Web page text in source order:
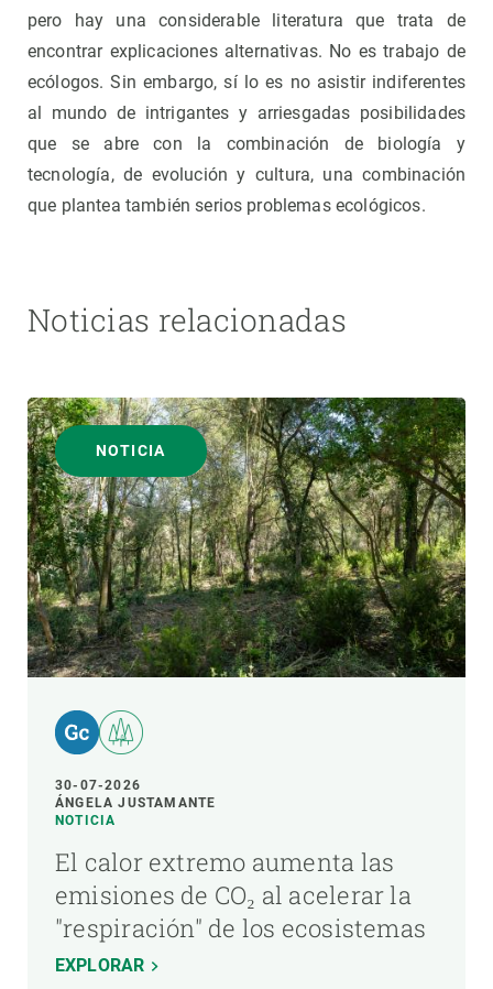
pero hay una considerable literatura que trata de
encontrar explicaciones alternativas. No es trabajo de
ecólogos. Sin embargo, sí lo es no asistir indiferentes
al mundo de intrigantes y arriesgadas posibilidades
que se abre con la combinación de biología y
tecnología, de evolución y cultura, una combinación
que plantea también serios problemas ecológicos.
Noticias relacionadas
NOTICIA
30-07-2026
ÁNGELA JUSTAMANTE
NOTICIA
El calor extremo aumenta las
emisiones de CO₂ al acelerar la
"respiración" de los ecosistemas
EXPLORAR